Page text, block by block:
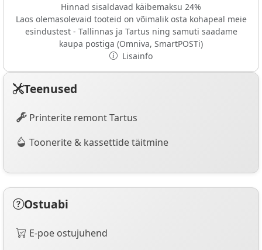
Hinnad sisaldavad käibemaksu 24%
Laos olemasolevaid tooteid on võimalik osta kohapeal meie
esindustest - Tallinnas ja Tartus ning samuti saadame
kaupa postiga (Omniva, SmartPOSTi)
Lisainfo
Teenused
Printerite remont Tartus
Toonerite & kassettide täitmine
Ostuabi
E-poe ostujuhend